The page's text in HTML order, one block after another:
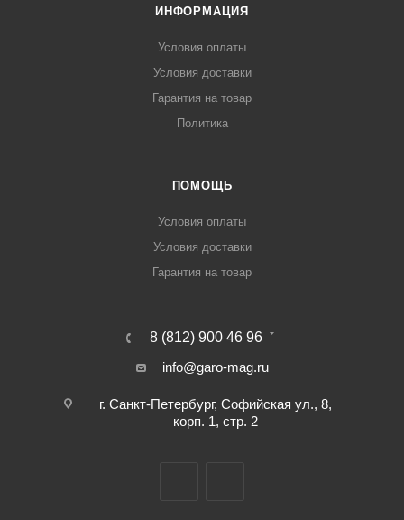
ИНФОРМАЦИЯ
Условия оплаты
Условия доставки
Гарантия на товар
Политика
ПОМОЩЬ
Условия оплаты
Условия доставки
Гарантия на товар
8 (812) 900 46 96
info@garo-mag.ru
г. Санкт-Петербург, Софийская ул., 8,
корп. 1, стр. 2